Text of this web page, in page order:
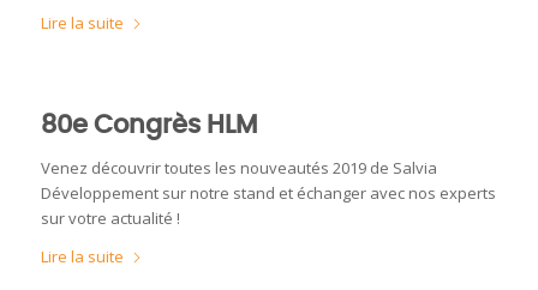
Lire la suite
80e Congrès HLM
Venez découvrir toutes les nouveautés 2019 de Salvia
Développement sur notre stand et échanger avec nos experts
sur votre actualité !
Lire la suite